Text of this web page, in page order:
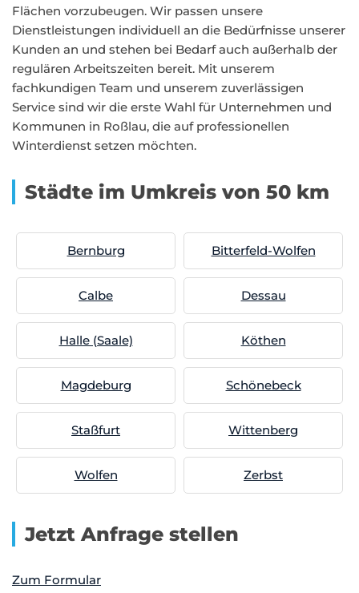
Flächen vorzubeugen. Wir passen unsere
Dienstleistungen individuell an die Bedürfnisse unserer
Kunden an und stehen bei Bedarf auch außerhalb der
regulären Arbeitszeiten bereit. Mit unserem
fachkundigen Team und unserem zuverlässigen
Service sind wir die erste Wahl für Unternehmen und
Kommunen in Roßlau, die auf professionellen
Winterdienst setzen möchten.
Städte im Umkreis von 50 km
Bernburg Bitterfeld-Wolfen
Calbe Dessau
Halle (Saale) Köthen
Magdeburg Schönebeck
Staßfurt Wittenberg
Wolfen Zerbst
Jetzt Anfrage stellen
Zum Formular